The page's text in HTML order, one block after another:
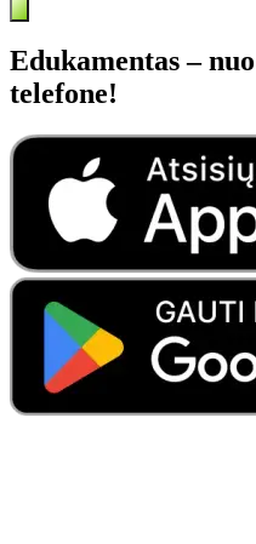
Edukamentas –
telefone!